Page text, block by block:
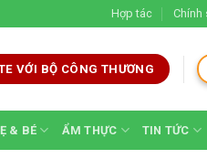
Hợp tác Chính
VỚI BỘ CÔNG THƯƠNG
& BÉ ẨM THỰC TIN TỨC